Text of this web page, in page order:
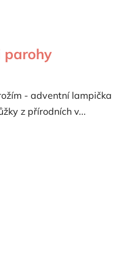
parohy
- adventní lampička
z přírodních v...